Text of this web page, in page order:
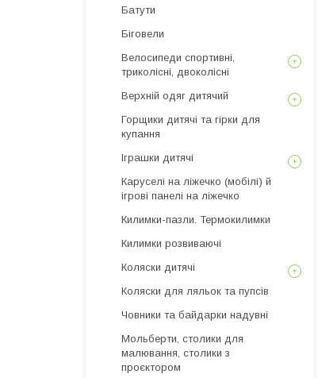
Батути
Біговели
Велосипеди спортивні,
триколісні, двоколісні
Верхній одяг дитячий
Горщики дитячі та гірки для
купання
Іграшки дитячі
Каруселі на ліжечко (мобілі) й
ігрові панелі на ліжечко
Килимки-пазли. Термокилимки
Килимки розвиваючі
Коляски дитячі
Коляски для ляльок та пупсів
Човники та байдарки надувні
Мольберти, столики для
малювання, столики з
проєктором